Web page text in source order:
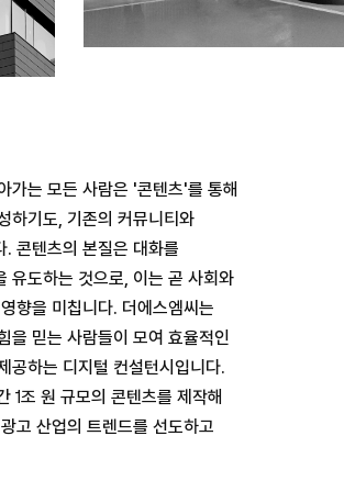
가는 모든 사람은 '콘텐츠'를 통해
하기도, 기존의 커뮤니티와
. 콘텐츠의 본질은 대화를
유도하는 것으로, 이는 곧 사회와
향을 미칩니다. 더에스엠씨는
을 믿는 사람들이 모여 효율적인
공하는 디지털 컨설턴시입니다.
1조 원 규모의 콘텐츠를 제작해
고 산업의 트렌드를 선도하고